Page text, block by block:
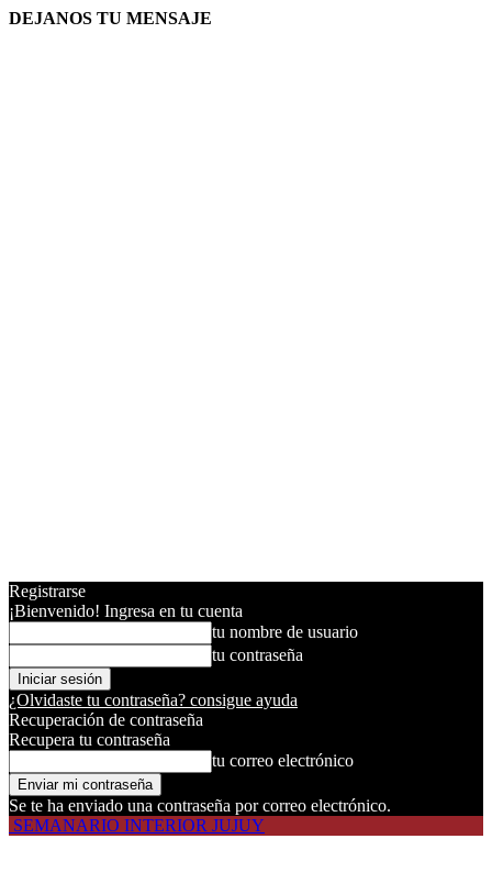
DEJANOS TU MENSAJE
Registrarse
¡Bienvenido! Ingresa en tu cuenta
tu nombre de usuario
tu contraseña
¿Olvidaste tu contraseña? consigue ayuda
Recuperación de contraseña
Recupera tu contraseña
tu correo electrónico
Se te ha enviado una contraseña por correo electrónico.
SEMANARIO INTERIOR JUJUY